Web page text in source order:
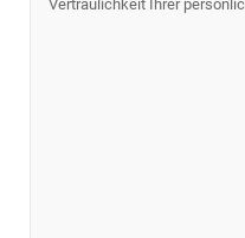
Vertraulichkeit Ihrer